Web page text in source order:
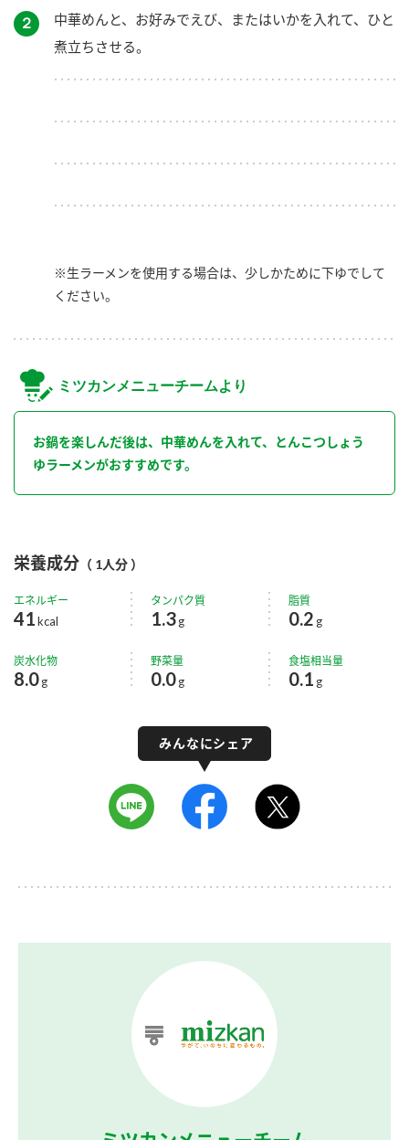
２
中華めんと、お好みでえび、またはいかを入れて、ひと
煮立ちさせる。
※生ラーメンを使用する場合は、少しかために下ゆでして
ください。
ミツカンメニューチームより
お鍋を楽しんだ後は、中華めんを入れて、とんこつしょう
ゆラーメンがおすすめです。
栄養成分 （ 1人分 ）
エネルギー
41 kcal
タンパク質
1.3g
脂質
0.2 g
炭水化物
8.0g
野菜量
0.0g
食塩相当量
0.1 g